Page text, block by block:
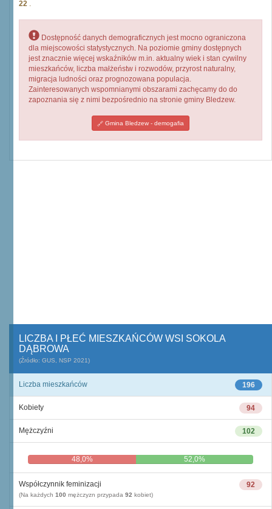
22 .
Dostępność danych demograficznych jest mocno ograniczona
dla miejscowości statystycznych. Na poziomie gminy dostępnych
jest znacznie więcej wskaźników m.in. aktualny wiek i stan cywilny
mieszkańców, liczba małżeństw i rozwodów, przyrost naturalny,
migracja ludności oraz prognozowana populacja.
Zainteresowanych wspomnianymi obszarami zachęcamy do do
zapoznania się z nimi bezpośrednio na stronie gminy Bledzew.
Gmina Bledzew - demogafia
LICZBA I PŁEĆ MIESZKAŃCÓW WSI SOKOLA
DĄBROWA
(Źródło: GUS, NSP 2021)
196
Liczba mieszkańców
94
Kobiety
102
Mężczyźni
48,0% 52,0%
92
Współczynnik feminizacji
(Na każdych 100 mężczyzn przypada 92 kobiet)